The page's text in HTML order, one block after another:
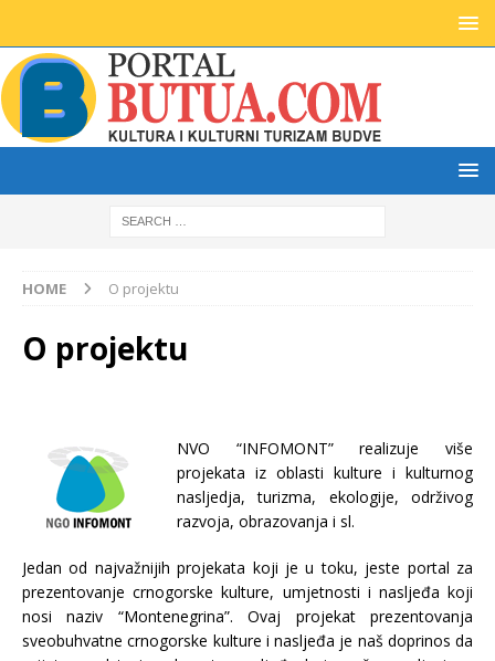
HOME O projektu
O projektu
NVO “INFOMONT” realizuje više
projekata iz oblasti kulture i kulturnog
nasljedja, turizma, ekologije, održivog
razvoja, obrazovanja i sl.
Jedan od najvažnijih projekata koji je u toku, jeste portal za
prezentovanje crnogorske kulture, umjetnosti i nasljeđa koji
nosi naziv “Montenegrina”. Ovaj projekat prezentovanja
sveobuhvatne crnogorske kulture i nasljeđa je naš doprinos da